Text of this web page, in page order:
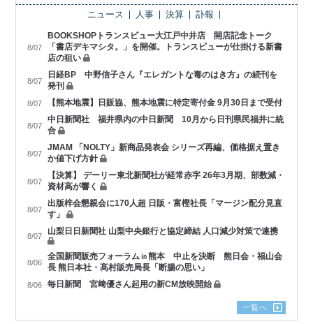
ニュース 人事 決算 訃報
8/07
BOOKSHOPトランスビュー大江戸中井店 開店記念トーク
「書店デキマシタ。」を開催。トランスビューが仕掛ける新書
店の狙い
8/07
日経BP 中野信子さん『エレガントな毒のはき方』の続刊を
発刊
8/07 【熊本地震】日販協、熊本地震に特定寄付金 9月30日まで受付
8/07
中日新聞社 福井県内の中日新聞 10月から日刊県民福井に統
合
8/07
JMAM 「NOLTY」新商品発表会 シリーズ再編、価格据え置き
か値下げ方針
8/07
【決算】 デーリー東北新聞社が経常赤字 26年3月期、部数減・
資材高が響く
8/07
出版梓会懇親会に170人超 日販・富樫社長「マージン配分見直
す」
8/07 山梨日日新聞社 山梨中央銀行と協定締結 人口減少対策で連携
8/06
全国新聞販売フォーラム㏌熊本 中止を決断 熊日会・福山会
長 熊日本社・髙村販売局長「断腸の思い」
8/06 毎日新聞 宮﨑優さん起用の新CM放映開始
一覧へ